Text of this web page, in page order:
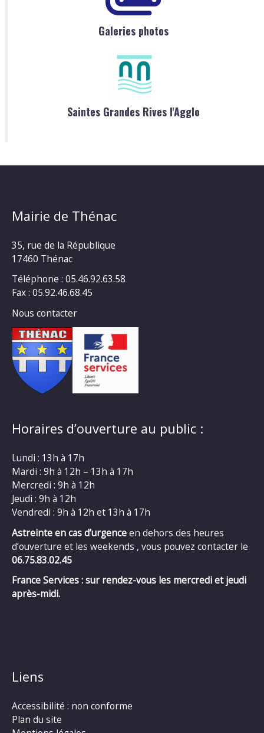
Galeries photos
Saintes Grandes Rives l'Agglo
Mairie de Thénac
35, rue de la République
17460 Thénac
Téléphone : 05.46.92.63.58
Fax : 05.92.46.68.45
Nous contacter
Horaires d’ouverture au public :
Lundi : 13h à 17h
Mardi : 9h à 12h – 13h à 17h
Mercredi : 9h à 12h
Jeudi : 9h à 12h
Vendredi : 9h à 12h et 13h à 17h
Astreinte en cas d’urgenceen dehors des heures
d’ouverture et les weekends , vous pouvez contacter le
06.75.83.02.45
France Services : sur rendez-vous les mercredi et jeudi
après-midi.
Liens
Accessibilité : non conforme
Plan du site